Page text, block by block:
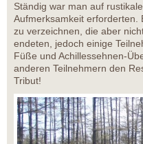
Ständig war man auf
Aufmerksamkeit erforderten.
zu verzeichnen, die aber
endeten, jedoch einige
Füße und Achillessehnen-
anderen Teilnehmern den
Tribut!